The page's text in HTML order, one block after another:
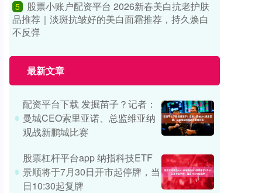
5
股票小账户配资平台 2026新春美白抗老护肤
品推荐｜淡斑抗皱好的美白面霜推荐，持久焕白
不反弹
最新文章
配资平台下载 发掘苗子？记者：
曼城CEO索里亚诺、总监维亚纳
观战新鹏城比赛
股票杠杆平台app 纳指科技ETF
景顺将于7月30日开市起停牌，当
日10:30起复牌